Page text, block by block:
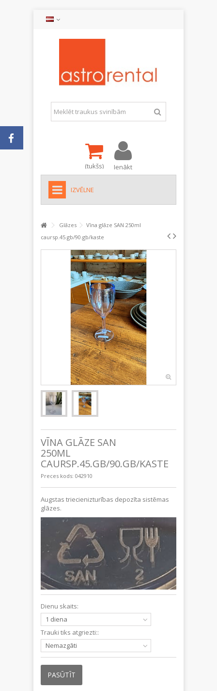
(tukšs) Ienākt
IZVĒLNE
Glāzes
Vīna glāze SAN 250ml
caursp.45.gb/90.gb/kaste
VĪNA GLĀZE SAN
250ML
CAURSP.45.GB/90.GB/KASTE
Preces kods: 042910
Augstas triecienizturības depozīta sistēmas
glāzes.
Dienu skaits:
1 diena
Trauki tiks atgriezti::
Nemazgāti
PASŪTĪT